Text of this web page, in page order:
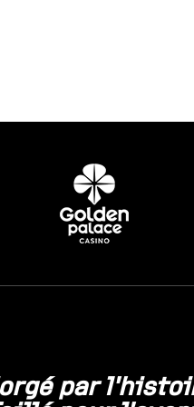
par